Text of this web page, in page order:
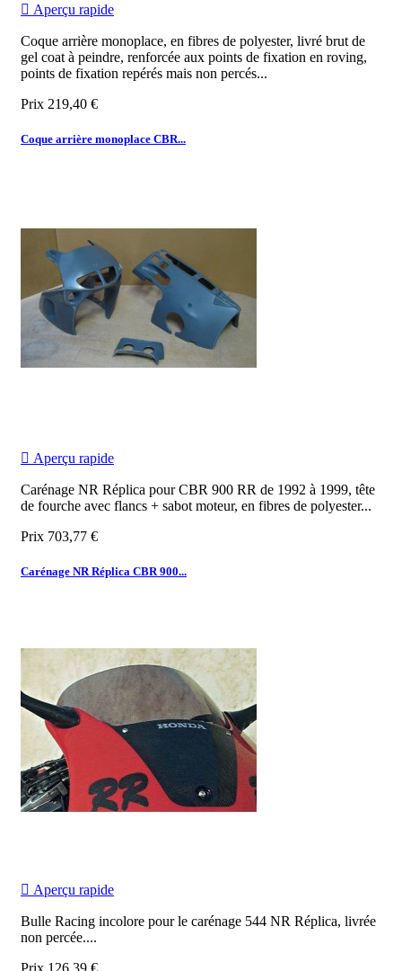
 Aperçu rapide
Coque arrière monoplace, en fibres de polyester, livré brut de
gel coat à peindre, renforcée aux points de fixation en roving,
points de fixation repérés mais non percés...
Prix 219,40 €
Coque arrière monoplace CBR...
 Aperçu rapide
Carénage NR Réplica pour CBR 900 RR de 1992 à 1999, tête
de fourche avec flancs + sabot moteur, en fibres de polyester...
Prix 703,77 €
Carénage NR Réplica CBR 900...
 Aperçu rapide
Bulle Racing incolore pour le carénage 544 NR Réplica, livrée
non percée....
Prix 126,39 €